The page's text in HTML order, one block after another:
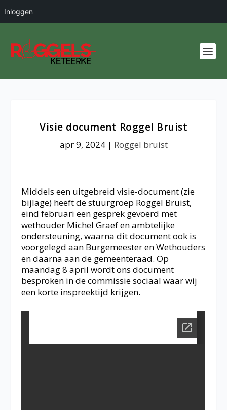
Inloggen
Visie document Roggel Bruist
apr 9, 2024| Roggel bruist
Middels een uitgebreid visie-document (zie
bijlage) heeft de stuurgroep Roggel Bruist,
eind februari een gesprek gevoerd met
wethouder Michel Graef en ambtelijke
ondersteuning, waarna dit document ook is
voorgelegd aan Burgemeester en Wethouders
en daarna aan de gemeenteraad. Op
maandag 8 april wordt ons document
besproken in de commissie sociaal waar wij
een korte inspreektijd krijgen.